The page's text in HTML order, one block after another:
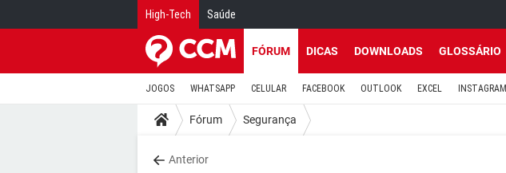
High-Tech Saúde
FÓRUM DICAS DOWNLOADS GLOSSÁRIO
JOGOS WHATSAPP CELULAR FACEBOOK OUTLOOK EXCEL INSTAGRAM
Fórum Segurança
Anterior